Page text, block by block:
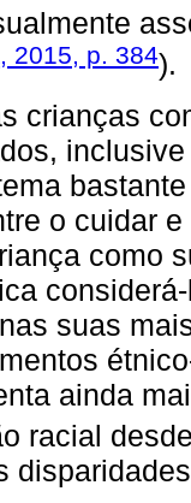
2015, p. 384).
crianças
o cuidar
como
suas
ainda
racial